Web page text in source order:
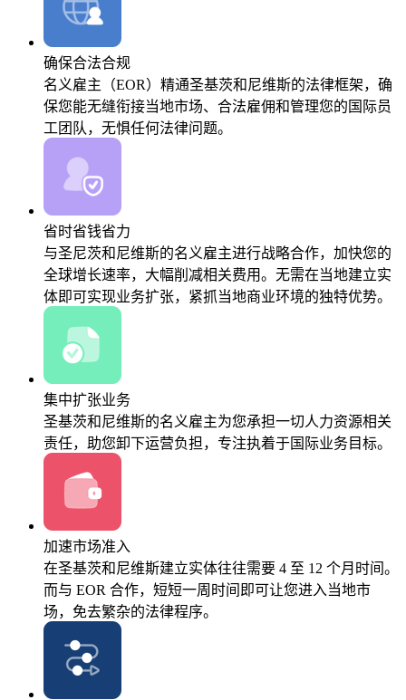
确保合法合规
名义雇主（EOR）精通圣基茨和尼维斯的法律框架，确
保您能无缝衔接当地市场、合法雇佣和管理您的国际员
工团队，无惧任何法律问题。
省时省钱省力
与圣尼茨和尼维斯的名义雇主进行战略合作，加快您的
全球增长速率，大幅削减相关费用。无需在当地建立实
体即可实现业务扩张，紧抓当地商业环境的独特优势。
集中扩张业务
圣基茨和尼维斯的名义雇主为您承担一切人力资源相关
责任，助您卸下运营负担，专注执着于国际业务目标。
加速市场准入
在圣基茨和尼维斯建立实体往往需要 4 至 12 个月时间。
而与 EOR 合作，短短一周时间即可让您进入当地市
场，免去繁杂的法律程序。